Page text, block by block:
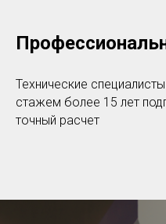
Технические
стажем более 15 лет
точный расчет